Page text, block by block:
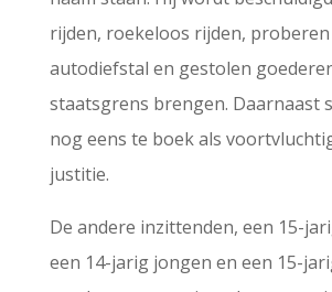
rijden, roekeloos rijden,
autodiefstal en gestolen
staatsgrens brengen. Daarnaast
nog eens te boek als
justitie.
De andere inzittenden, een 15-
een 14-jarig jongen en een 15-